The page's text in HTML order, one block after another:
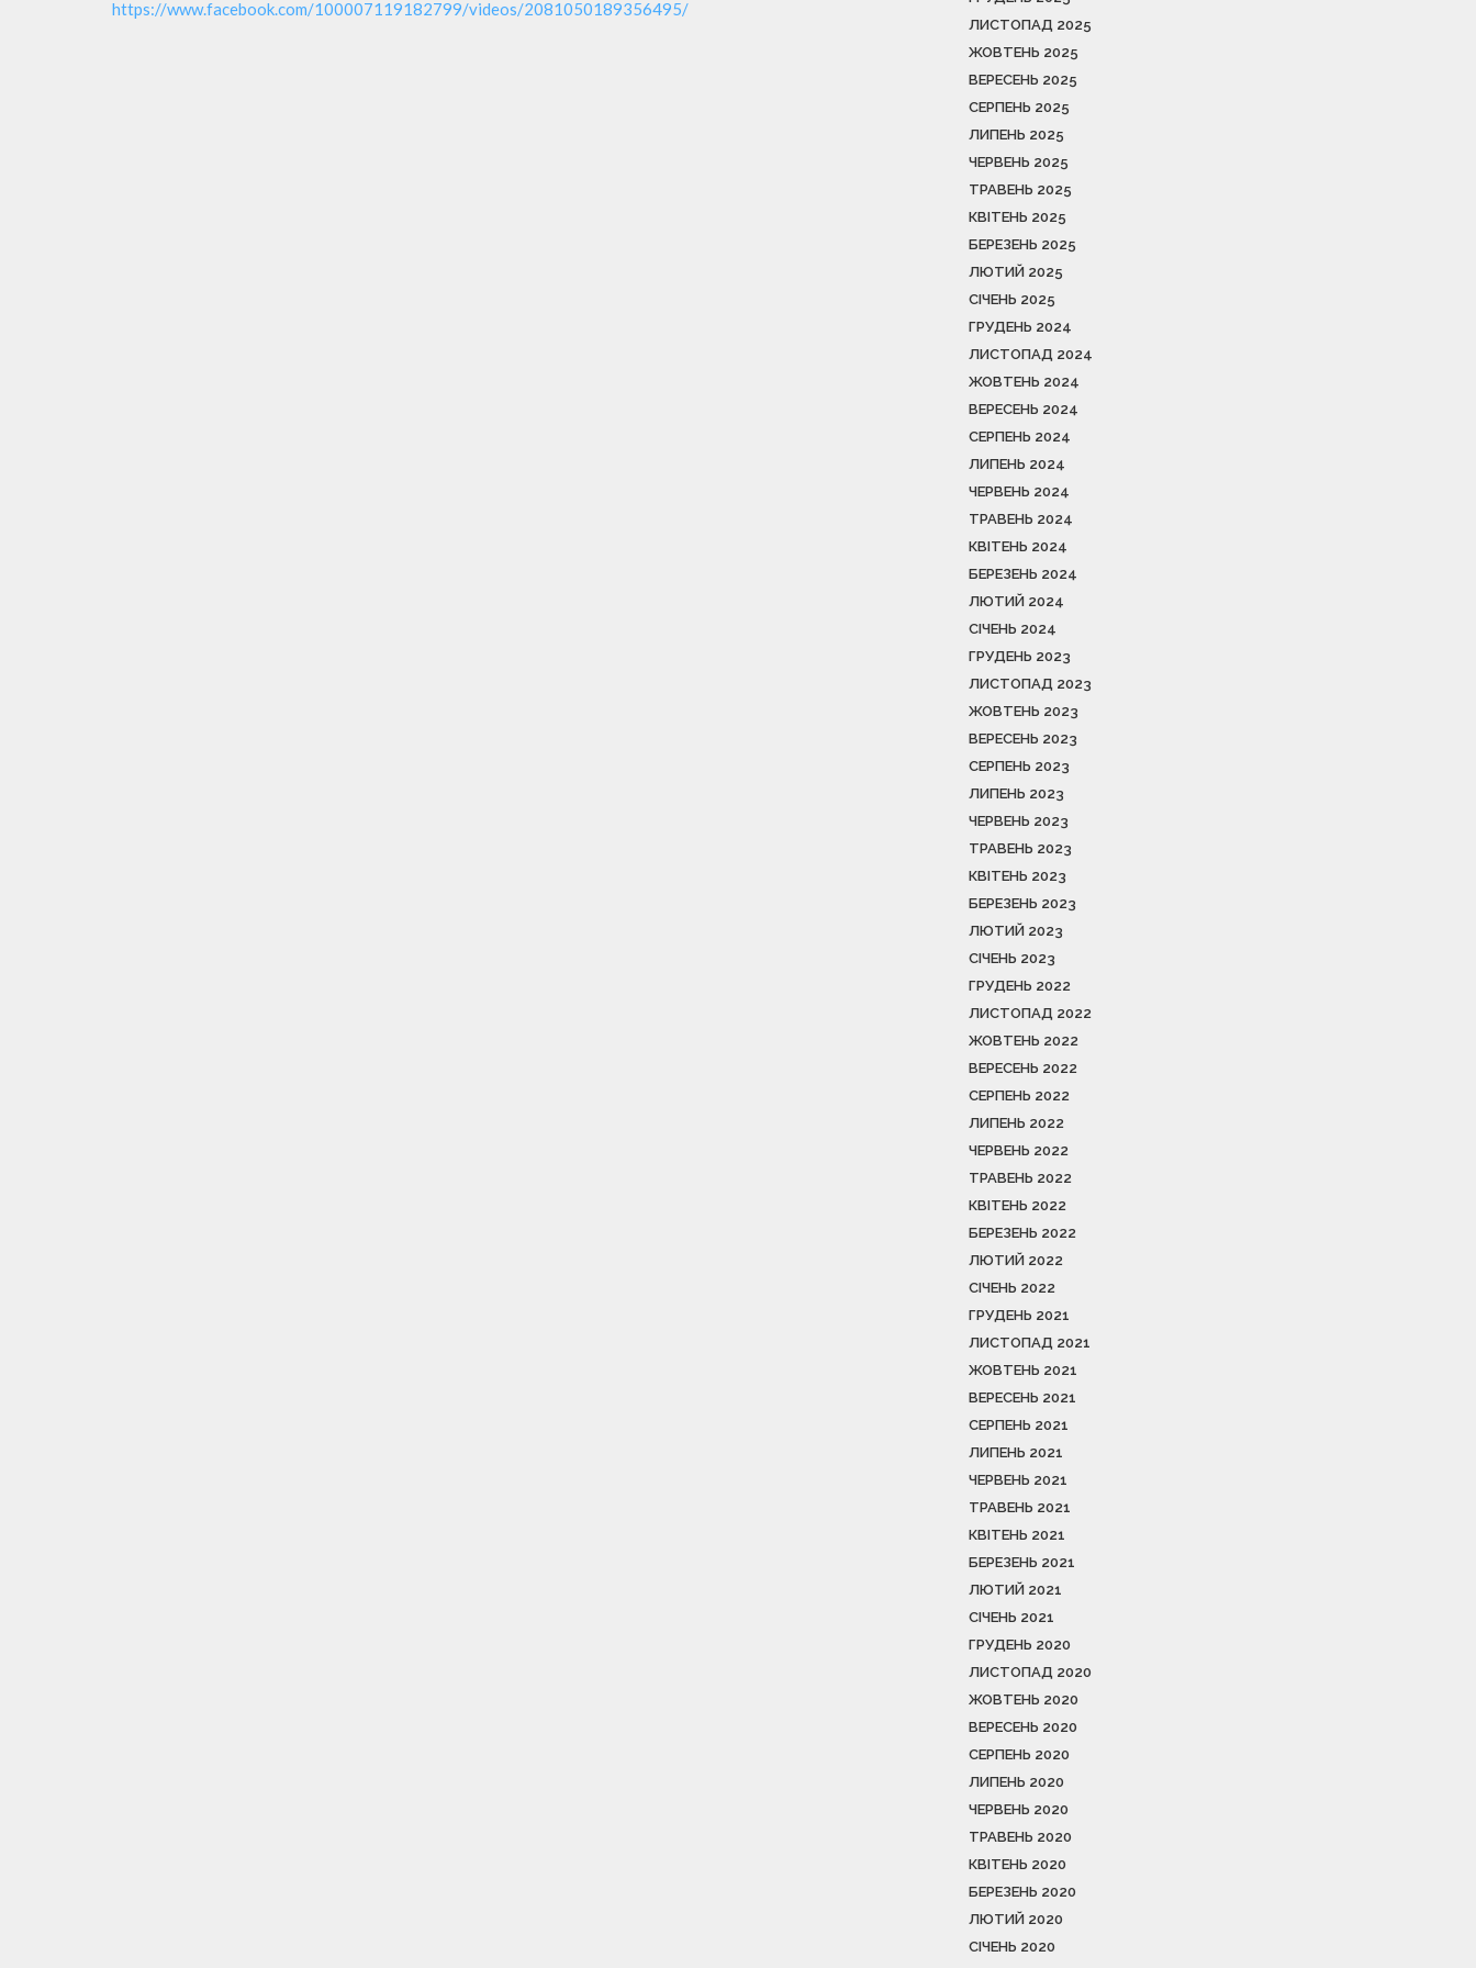
https://www.facebook.com/100007119182799/videos/2081050189356495/
ЛИСТОПАД 2025
ЖОВТЕНЬ 2025
ВЕРЕСЕНЬ 2025
СЕРПЕНЬ 2025
ЛИПЕНЬ 2025
ЧЕРВЕНЬ 2025
ТРАВЕНЬ 2025
КВІТЕНЬ 2025
БЕРЕЗЕНЬ 2025
ЛЮТИЙ 2025
СІЧЕНЬ 2025
ГРУДЕНЬ 2024
ЛИСТОПАД 2024
ЖОВТЕНЬ 2024
ВЕРЕСЕНЬ 2024
СЕРПЕНЬ 2024
ЛИПЕНЬ 2024
ЧЕРВЕНЬ 2024
ТРАВЕНЬ 2024
КВІТЕНЬ 2024
БЕРЕЗЕНЬ 2024
ЛЮТИЙ 2024
СІЧЕНЬ 2024
ГРУДЕНЬ 2023
ЛИСТОПАД 2023
ЖОВТЕНЬ 2023
ВЕРЕСЕНЬ 2023
СЕРПЕНЬ 2023
ЛИПЕНЬ 2023
ЧЕРВЕНЬ 2023
ТРАВЕНЬ 2023
КВІТЕНЬ 2023
БЕРЕЗЕНЬ 2023
ЛЮТИЙ 2023
СІЧЕНЬ 2023
ГРУДЕНЬ 2022
ЛИСТОПАД 2022
ЖОВТЕНЬ 2022
ВЕРЕСЕНЬ 2022
СЕРПЕНЬ 2022
ЛИПЕНЬ 2022
ЧЕРВЕНЬ 2022
ТРАВЕНЬ 2022
КВІТЕНЬ 2022
БЕРЕЗЕНЬ 2022
ЛЮТИЙ 2022
СІЧЕНЬ 2022
ГРУДЕНЬ 2021
ЛИСТОПАД 2021
ЖОВТЕНЬ 2021
ВЕРЕСЕНЬ 2021
СЕРПЕНЬ 2021
ЛИПЕНЬ 2021
ЧЕРВЕНЬ 2021
ТРАВЕНЬ 2021
КВІТЕНЬ 2021
БЕРЕЗЕНЬ 2021
ЛЮТИЙ 2021
СІЧЕНЬ 2021
ГРУДЕНЬ 2020
ЛИСТОПАД 2020
ЖОВТЕНЬ 2020
ВЕРЕСЕНЬ 2020
СЕРПЕНЬ 2020
ЛИПЕНЬ 2020
ЧЕРВЕНЬ 2020
ТРАВЕНЬ 2020
КВІТЕНЬ 2020
БЕРЕЗЕНЬ 2020
ЛЮТИЙ 2020
СІЧЕНЬ 2020